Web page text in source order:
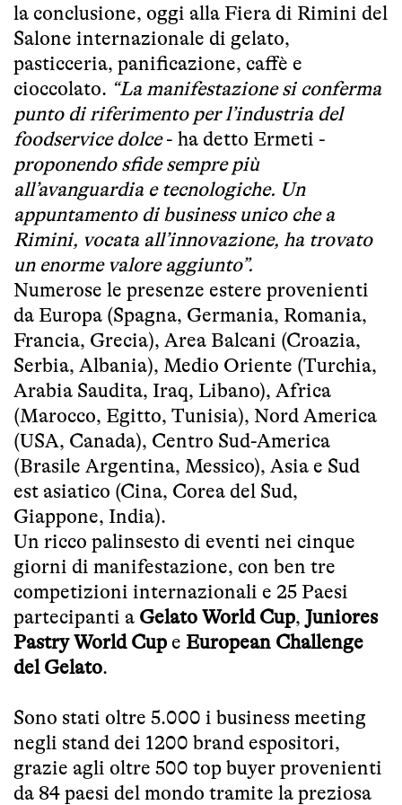
la conclusione, oggi alla Fiera di Rimini del
Salone internazionale di gelato,
pasticceria, panificazione, caffè e
cioccolato. “La manifestazione si conferma
punto di riferimento per l’industria del
foodservice dolce- ha detto Ermeti -
proponendo sfide sempre più
all’avanguardia e tecnologiche. Un
appuntamento di business unico che a
Rimini, vocata all’innovazione, ha trovato
un enorme valore aggiunto”.
Numerose le presenze estere provenienti
da Europa (Spagna, Germania, Romania,
Francia, Grecia), Area Balcani (Croazia,
Serbia, Albania), Medio Oriente (Turchia,
Arabia Saudita, Iraq, Libano), Africa
(Marocco, Egitto, Tunisia), Nord America
(USA, Canada), Centro Sud-America
(Brasile Argentina, Messico), Asia e Sud
est asiatico (Cina, Corea del Sud,
Giappone, India).
Un ricco palinsesto di eventi nei cinque
giorni di manifestazione, con ben tre
competizioni internazionali e 25 Paesi
partecipanti a Gelato World Cup, Juniores
Pastry World Cup e European Challenge
del Gelato.
Sono stati oltre 5.000 i business meeting
negli stand dei 1200 brand espositori,
grazie agli oltre 500 top buyer provenienti
da 84 paesi del mondo tramite la preziosa